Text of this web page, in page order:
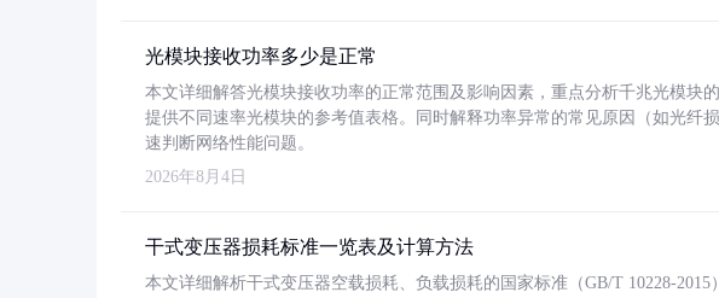
光模块接收功率多少是正常
本文详细解答光模块接收功率的正常范围及影响因素，重点分析千兆光模块
提供不同速率光模块的参考值表格。同时解释功率异常的常见原因（如光纤
速判断网络性能问题。
2026年8月4日
干式变压器损耗标准一览表及计算方法
本文详细解析干式变压器空载损耗、负载损耗的国家标准（GB/T 10228-